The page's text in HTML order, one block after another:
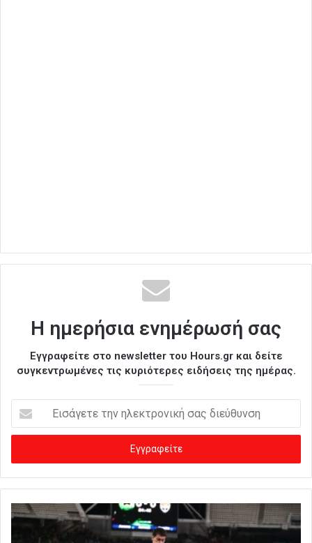
Η ημερήσια ενημέρωσή σας
Εγγραφείτε στο newsletter του Hours.gr και δείτε
συγκεντρωμένες τις κυριότερες ειδήσεις της ημέρας.
σ
γ
ε
ε